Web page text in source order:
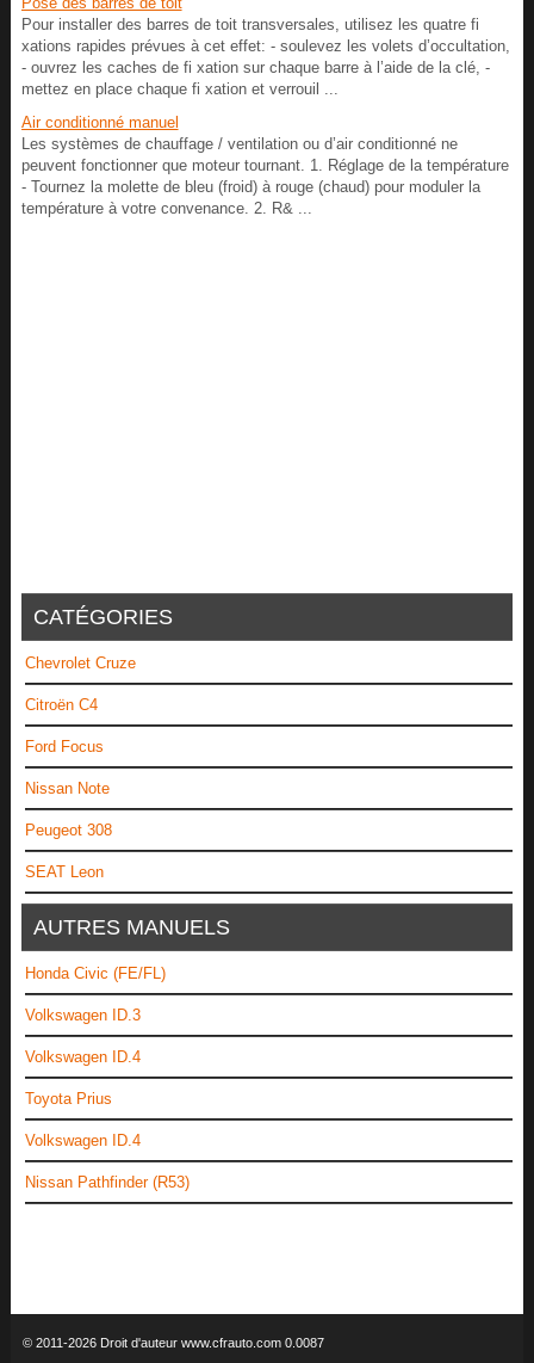
Pour installer des barres de toit transversales, utilisez les quatre fi
xations rapides prévues à cet effet: - soulevez les volets d’occultation,
- ouvrez les caches de fi xation sur chaque barre à l’aide de la clé, -
mettez en place chaque fi xation et verrouil ...
Air conditionné manuel
Les systèmes de chauffage / ventilation ou d’air conditionné ne
peuvent fonctionner que moteur tournant. 1. Réglage de la température
- Tournez la molette de bleu (froid) à rouge (chaud) pour moduler la
température à votre convenance. 2. R& ...
CATÉGORIES
Chevrolet Cruze
Citroën C4
Ford Focus
Nissan Note
Peugeot 308
SEAT Leon
AUTRES MANUELS
Honda Civic (FE/FL)
Volkswagen ID.3
Volkswagen ID.4
Toyota Prius
Volkswagen ID.4
Nissan Pathfinder (R53)
© 2011-2026 Droit d'auteur www.cfrauto.com 0.0087